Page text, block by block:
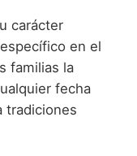
carácter
en el
familias la
fecha
tradiciones